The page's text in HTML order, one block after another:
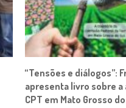
“Tensões e diálogos”:
apresenta livro sobre a
CPT em Mato Grosso